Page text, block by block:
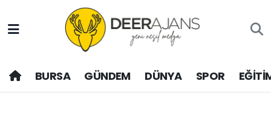
BURSA GÜNDEM DÜNYA SPOR
Hava Durumu
Trafik Durumu